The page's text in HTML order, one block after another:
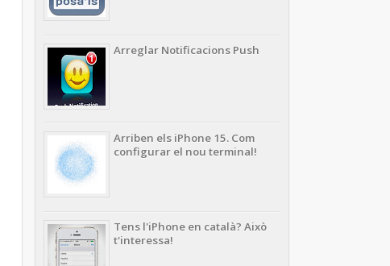
Arreglar Notificacions Push
Arriben els iPhone 15. Com
configurar el nou terminal!
Tens l'iPhone en català? Això
t'interessa!